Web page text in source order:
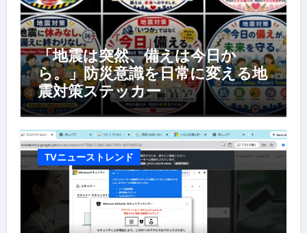
「地震は突然、備えは今日か
ら。」防災意識を日常に変える地
震対策ステッカー
TVニューストレンド